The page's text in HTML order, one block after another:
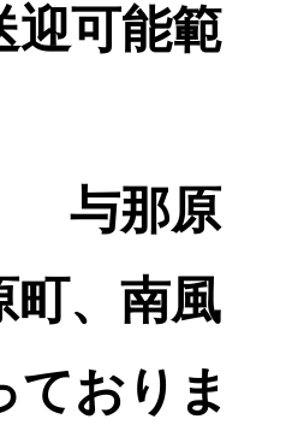
迎可能範
那原
、南風
ておりま